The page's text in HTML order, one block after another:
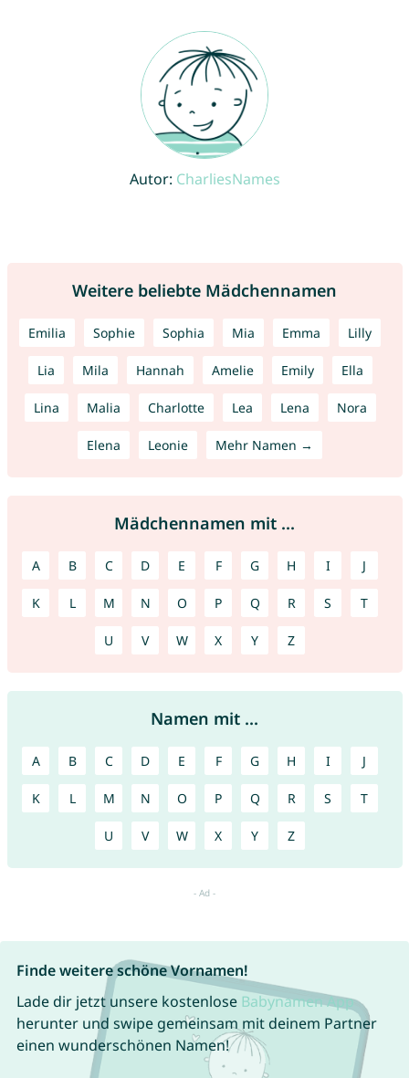
Autor: CharliesNames
Weitere beliebte Mädchennamen
Emilia Sophie Sophia Mia Emma Lilly
Lia Mila Hannah Amelie Emily Ella
Lina Malia Charlotte Lea Lena Nora
Elena Leonie Mehr Namen →
Mädchennamen mit ...
A B C D E F G H I J
K L M N O P Q R S T
U V W X Y Z
Namen mit ...
A B C D E F G H I J
K L M N O P Q R S T
U V W X Y Z
Finde weitere schöne Vornamen!
Lade dir jetzt unsere kostenlose Babynamen App
herunter und swipe gemeinsam mit deinem Partner
einen wunderschönen Namen!